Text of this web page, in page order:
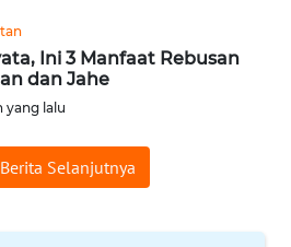
Ini 3 Manfaat Rebusan
dan Jahe
yang lalu
Selanjutnya